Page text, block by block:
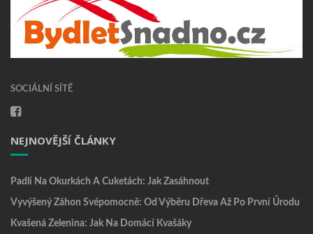
SOCIÁLNÍ SÍTĚ
NEJNOVĚJŠÍ ČLÁNKY
Padlí Na Okurkách A Cuketách: Jak Zasáhnout
Vyvýšený Záhon Svépomocně: Od Výběru Dřeva Až Po První Úrodu
Kvašená Zelenina: Jak Na Domácí Kvašáky